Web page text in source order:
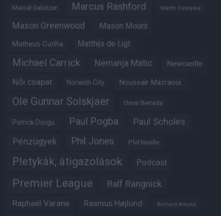
Marcel Sabitzer Marcus Rashford Martin Dubravka
Mason Greenwood Mason Mount
Matheus Cunha Matthijs de Ligt
Michael Carrick Nemanja Matic Newcastle
Női csapat Norwich City Noussair Mazraoui
Ole Gunnar Solskjaer Omar Berrada
Patrick Dorgu Paul Pogba Paul Scholes
Pénzügyek Phil Jones Phil Neville
Pletykák, átigazolások Podcast
Premier League Ralf Rangnick
Raphaël Varane Rasmus Højlund Richard Arnold